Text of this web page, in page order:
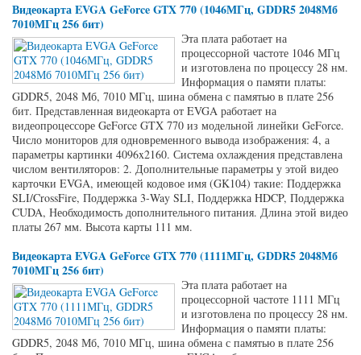
Видеокарта EVGA GeForce GTX 770 (1046МГц, GDDR5 2048Мб
7010МГц 256 бит)
Эта плата работает на
процессорной частоте 1046 МГц
и изготовлена по процессу 28 нм.
Информация о памяти платы:
GDDR5, 2048 Мб, 7010 МГц, шина обмена с памятью в плате 256
бит. Представленная видеокарта от EVGA работает на
видеопроцессоре GeForce GTX 770 из модельной линейки GeForce.
Число мониторов для одновременного вывода изображения: 4, а
параметры картинки 4096x2160. Система охлаждения представлена
числом вентиляторов: 2. Дополнительные параметры у этой видео
карточки EVGA, имеющей кодовое имя (GK104) такие: Поддержка
SLI/CrossFire, Поддержка 3-Way SLI, Поддержка HDCP, Поддержка
CUDA, Необходимость дополнительного питания. Длина этой видео
платы 267 мм. Высота карты 111 мм.
Видеокарта EVGA GeForce GTX 770 (1111МГц, GDDR5 2048Мб
7010МГц 256 бит)
Эта плата работает на
процессорной частоте 1111 МГц
и изготовлена по процессу 28 нм.
Информация о памяти платы:
GDDR5, 2048 Мб, 7010 МГц, шина обмена с памятью в плате 256